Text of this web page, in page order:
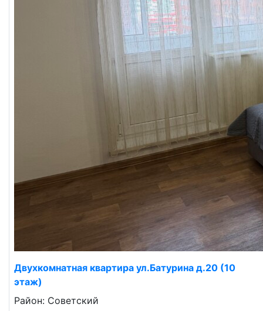
Двухкомнатная квартира ул.Батурина д.20 (10
этаж)
Район: Советский